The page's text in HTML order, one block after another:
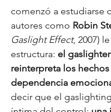
comenzó a estudiarse
autores como Robin
Gaslight Effect, 2007)
estructura: el
reinterpreta los
dependencia
decir que el gaslighting